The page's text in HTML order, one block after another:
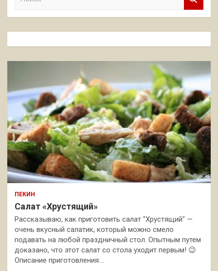
к
ПЕКИН
Салат «Хрустящий»
Рассказываю, как приготовить салат "Хрустящий" —
очень вкусный салатик, который можно смело
подавать на любой праздничный стол. Опытным путем
доказано, что этот салат со стола уходит первым! 😉
Описание приготовления:…